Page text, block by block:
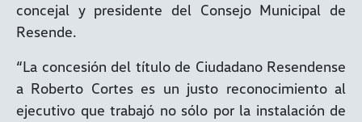
concejal y presidente del Consejo Municipal de
Resende.
“La concesión del título de Ciudadano Resendense
a Roberto Cortes es un justo reconocimiento al
ejecutivo que trabajó no sólo por la instalación de